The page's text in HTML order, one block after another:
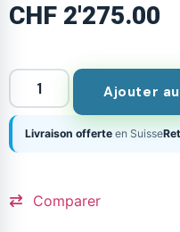
CHF 2'275.00
Ajouter
Livraison offerte en Suisse
Comparer